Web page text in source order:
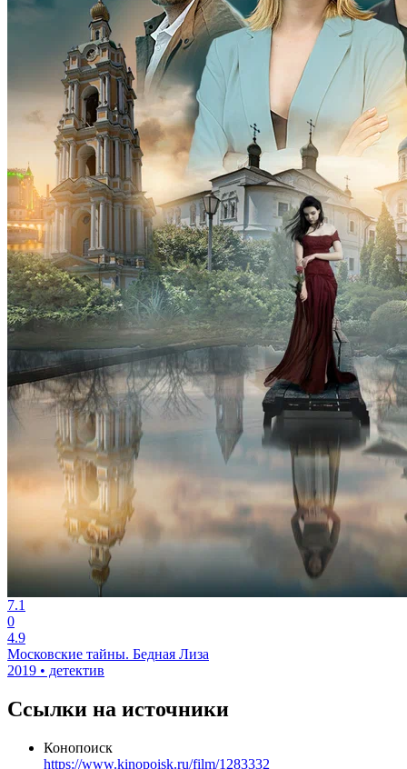
7.1
0
4.9
Московские тайны. Бедная Лиза
2019 • детектив
Ссылки на источники
Конопоиск
https://www.kinopoisk.ru/film/1283332